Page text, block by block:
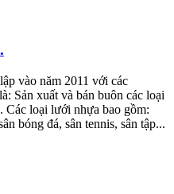
vào năm 2011 với các
Sản xuất và bán buôn các loại
Các loại lưới nhựa bao gồm:
bóng đá, sân tennis, sân tập...